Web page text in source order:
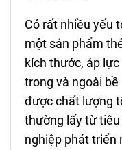
Có rất nhiều yếu
một sản phẩm
kích thước, áp
trong và ngoài
được chất lượng
thường lấy từ tiêu
nghiệp phát triển